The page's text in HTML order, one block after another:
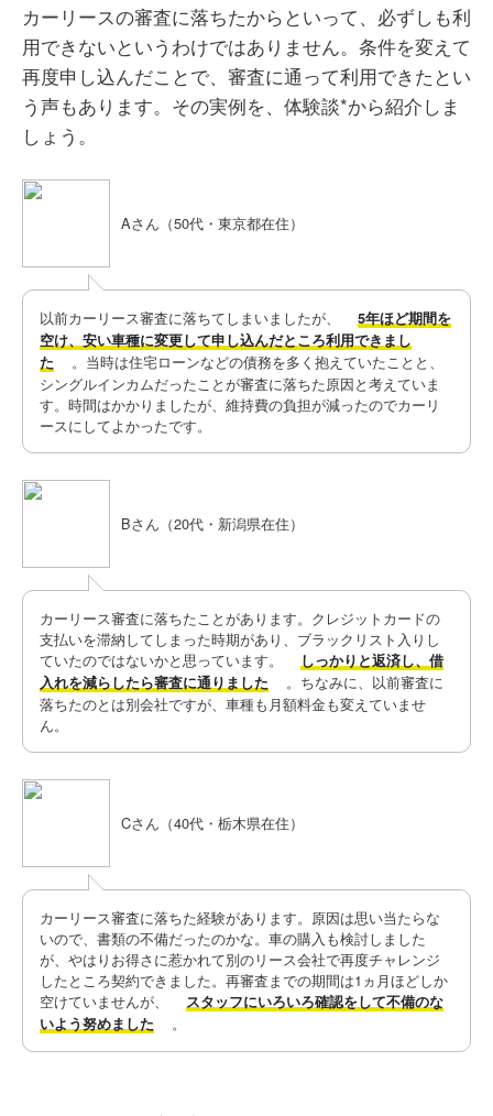
カーリースの審査に落ちたからといって、必ずしも利
用できないというわけではありません。条件を変えて
再度申し込んだことで、審査に通って利用できたとい
う声もあります。その実例を、体験談*から紹介しま
しょう。
Aさん（50代・東京都在住）
以前カーリース審査に落ちてしまいましたが、
5年ほど期間を
空け、安い車種に変更して申し込んだところ利用できまし
た
。当時は住宅ローンなどの債務を多く抱えていたことと、
シングルインカムだったことが審査に落ちた原因と考えていま
す。時間はかかりましたが、維持費の負担が減ったのでカーリ
ースにしてよかったです。
Bさん（20代・新潟県在住）
カーリース審査に落ちたことがあります。クレジットカードの
支払いを滞納してしまった時期があり、ブラックリスト入りし
ていたのではないかと思っています。
しっかりと返済し、借
入れを減らしたら審査に通りました
。ちなみに、以前審査に
落ちたのとは別会社ですが、車種も月額料金も変えていませ
ん。
Cさん（40代・栃木県在住）
​カーリース審査に落ちた経験があります。原因は思い当たらな
いので、書類の不備だったのかな。車の購入も検討しました
が、やはりお得さに惹かれて別のリース会社で再度チャレンジ
したところ契約できました。再審査までの期間は1ヵ月ほどしか
空けていませんが、
スタッフにいろいろ確認をして不備のな
いよう努めました
。